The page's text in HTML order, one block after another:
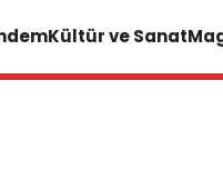
Kültür ve Sanat